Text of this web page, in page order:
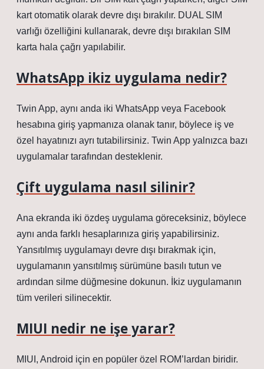
kart otomatik olarak devre dışı bırakılır. DUAL SIM
varlığı özelliğini kullanarak, devre dışı bırakılan SIM
karta hala çağrı yapılabilir.
WhatsApp ikiz uygulama nedir?
Twin App, aynı anda iki WhatsApp veya Facebook
hesabına giriş yapmanıza olanak tanır, böylece iş ve
özel hayatınızı ayrı tutabilirsiniz. Twin App yalnızca bazı
uygulamalar tarafından desteklenir.
Çift uygulama nasıl silinir?
Ana ekranda iki özdeş uygulama göreceksiniz, böylece
aynı anda farklı hesaplarınıza giriş yapabilirsiniz.
Yansıtılmış uygulamayı devre dışı bırakmak için,
uygulamanın yansıtılmış sürümüne basılı tutun ve
ardından silme düğmesine dokunun. İkiz uygulamanın
tüm verileri silinecektir.
MIUI nedir ne işe yarar?
MIUI, Android için en popüler özel ROM’lardan biridir.